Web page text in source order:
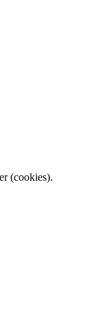
(cookies).